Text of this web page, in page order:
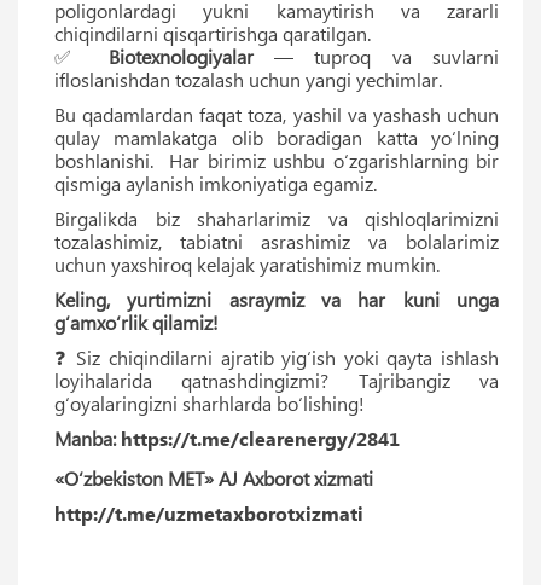
poligonlardagi yukni kamaytirish va zararli
chiqindilarni qisqartirishga qaratilgan.
✅ Biotexnologiyalar— tuproq va suvlarni
ifloslanishdan tozalash uchun yangi yechimlar.
Bu qadamlardan faqat toza, yashil va yashash uchun
qulay mamlakatga olib boradigan katta yo‘lning
boshlanishi. Har birimiz ushbu o‘zgarishlarning bir
qismiga aylanish imkoniyatiga egamiz.
Birgalikda biz shaharlarimiz va qishloqlarimizni
tozalashimiz, tabiatni asrashimiz va bolalarimiz
uchun yaxshiroq kelajak yaratishimiz mumkin.
Keling, yurtimizni asraymiz va har kuni unga
g‘amxo‘rlik qilamiz!
❓ Siz chiqindilarni ajratib yig‘ish yoki qayta ishlash
loyihalarida qatnashdingizmi? Tajribangiz va
g‘oyalaringizni sharhlarda bo‘lishing!
Manba: https://t.me/clearenergy/2841
«O‘zbekiston MET» AJ Axborot xizmati
http://t.me/uzmetaxborotxizmati